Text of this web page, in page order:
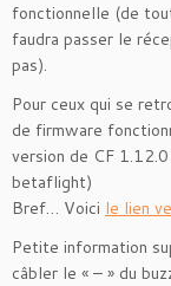
fonctionnelle (de
faudra passer le
pas).
Pour ceux qui se
de firmware
version de CF
betaflight)
Bref… Voici le lien
Petite information
câbler le « – » du